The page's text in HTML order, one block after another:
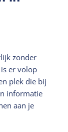
zonder
er volop
plek die bij
informatie
aan je